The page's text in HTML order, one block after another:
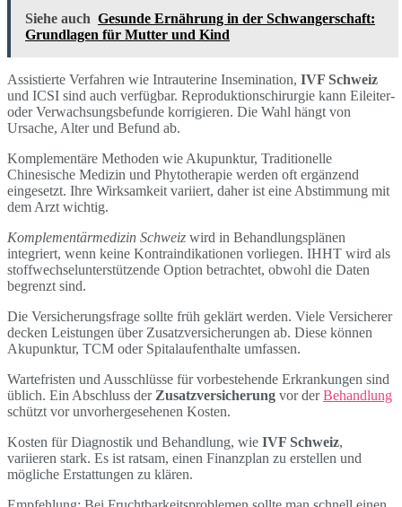
Siehe auch Gesunde Ernährung in der Schwangerschaft:
Grundlagen für Mutter und Kind
Assistierte Verfahren wie Intrauterine Insemination, IVF Schweiz
und ICSI sind auch verfügbar. Reproduktionschirurgie kann Eileiter-
oder Verwachsungsbefunde korrigieren. Die Wahl hängt von
Ursache, Alter und Befund ab.
Komplementäre Methoden wie Akupunktur, Traditionelle
Chinesische Medizin und Phytotherapie werden oft ergänzend
eingesetzt. Ihre Wirksamkeit variiert, daher ist eine Abstimmung mit
dem Arzt wichtig.
Komplementärmedizin Schweiz wird in Behandlungsplänen
integriert, wenn keine Kontraindikationen vorliegen. IHHT wird als
stoffwechselunterstützende Option betrachtet, obwohl die Daten
begrenzt sind.
Die Versicherungsfrage sollte früh geklärt werden. Viele Versicherer
decken Leistungen über Zusatzversicherungen ab. Diese können
Akupunktur, TCM oder Spitalaufenthalte umfassen.
Wartefristen und Ausschlüsse für vorbestehende Erkrankungen sind
üblich. Ein Abschluss der Zusatzversicherung vor derBehandlung
schützt vor unvorhergesehenen Kosten.
Kosten für Diagnostik und Behandlung, wie IVF Schweiz,
variieren stark. Es ist ratsam, einen Finanzplan zu erstellen und
mögliche Erstattungen zu klären.